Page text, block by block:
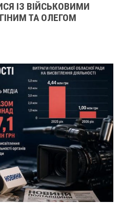
ЯК ВІДНОВЛЮЄТЬСЯ
І ДИЗАЙНУ